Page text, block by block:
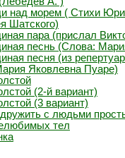
над морем ( Стихи
Шатского)
пара (прислал
песнь (Слова:
песня (из
Яковлевна Пуаре)
(2-й вариант)
(3 вариант)
дружить с людьми
тел